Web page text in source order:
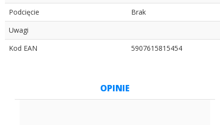
Podcięcie
Brak
Uwagi
Kod EAN
5907615815454
OPINIE